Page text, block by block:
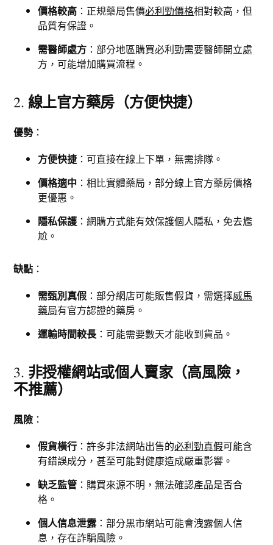
價格較高 ：正規藥局售價必利勁價格相對較高，但
品質有保證。
需醫師處方 ：部分地區購買必利勁需要醫師開立處
方，可能增加購買流程。
2. 線上官方藥房（方便快捷）
優勢：
方便快捷：可直接在線上下單，無需排隊。
價格適中 ：相比實體藥局，部分線上官方藥房價格
更優惠。
隱私保護 ：網購方式能有效保護個人隱私，免去尷
尬。
缺點 ：
需甄別真假 ：部分網店可能販售假貨，需選擇威馬
藥局有官方認證的藥房。
運輸時間較長 ：可能需要數天才能收到貨品。
3. 非授權網站或個人賣家（高風險，
不推薦）
風險 ：
假貨橫行 ：許多非法網站出售的必利勁真假可能含
有錯誤成分，甚至可能對健康造成嚴重影響。
缺乏監管 ：購買來源不明，無法確認產品是否合
格。
個人信息泄露：部分黑市網站可能會洩露個人信
息，存在詐騙風險。